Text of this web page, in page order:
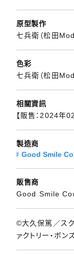
原型製作
七兵衛（松田
色彩
七兵衛（松田
相關資訊
【販售：2024年
製造商
Good Smile
販售商
Good Smile
©大久保篤／スク
ァクトリー・ボン